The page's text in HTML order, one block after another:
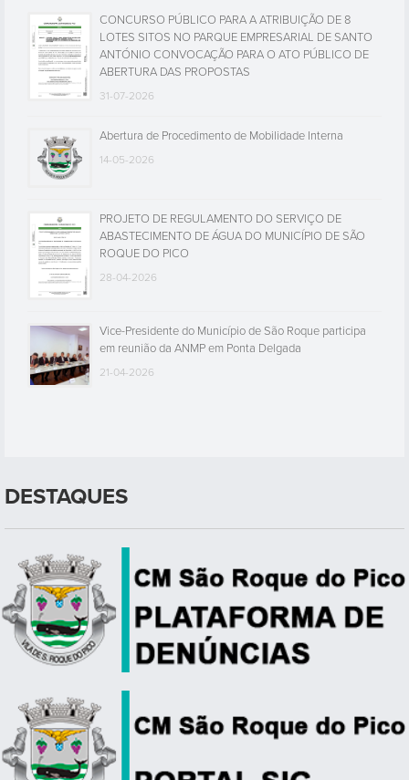
CONCURSO PÚBLICO PARA A ATRIBUIÇÃO DE 8
LOTES SITOS NO PARQUE EMPRESARIAL DE SANTO
ANTÓNIO CONVOCAÇÃO PARA O ATO PÚBLICO DE
ABERTURA DAS PROPOSTAS
31-07-2026
Abertura de Procedimento de Mobilidade Interna
14-05-2026
PROJETO DE REGULAMENTO DO SERVIÇO DE
ABASTECIMENTO DE ÁGUA DO MUNICÍPIO DE SÃO
ROQUE DO PICO
28-04-2026
Vice-Presidente do Município de São Roque participa
em reunião da ANMP em Ponta Delgada
21-04-2026
DESTAQUES